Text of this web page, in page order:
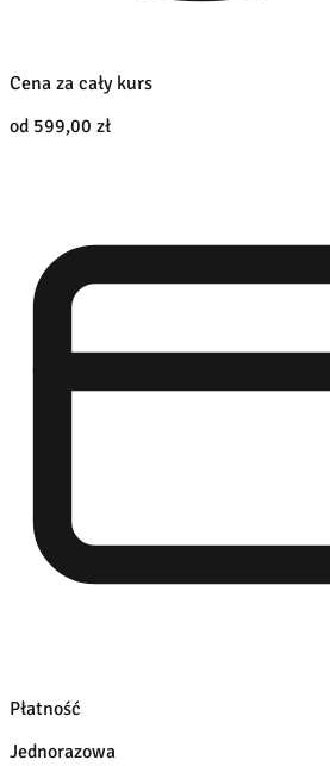
Cena za cały kurs
od 599,00 zł
Płatność
Jednorazowa